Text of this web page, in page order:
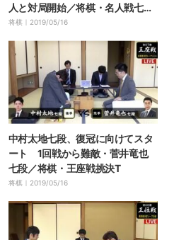
人と対局開始／将棋・名人戦七番
勝負第4局
将棋｜ 2019/05/16
中村太地七段、復冠に向けてスタ
ート 1回戦から難敵・菅井竜也
七段／将棋・王座戦挑決T
将棋｜ 2019/05/16